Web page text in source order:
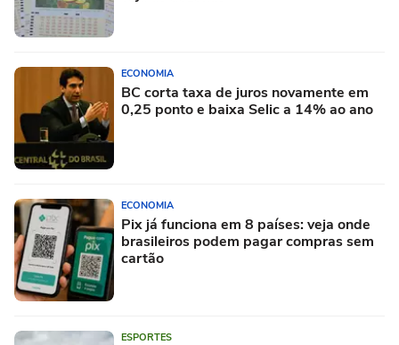
ECONOMIA
BC corta taxa de juros novamente em
0,25 ponto e baixa Selic a 14% ao ano
ECONOMIA
Pix já funciona em 8 países: veja onde
brasileiros podem pagar compras sem
cartão
ESPORTES